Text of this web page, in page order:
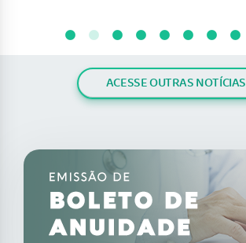
ACESSE OUTRAS NOTÍCIAS